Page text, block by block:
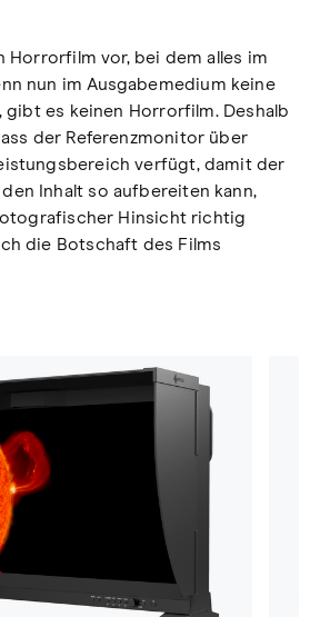
Horrorfilm vor, bei dem alles im
nun im Ausgabemedium keine
gibt es keinen Horrorfilm. Deshalb
der Referenzmonitor über
verfügt, damit der
Inhalt so aufbereiten kann,
Hinsicht richtig
die Botschaft des Films